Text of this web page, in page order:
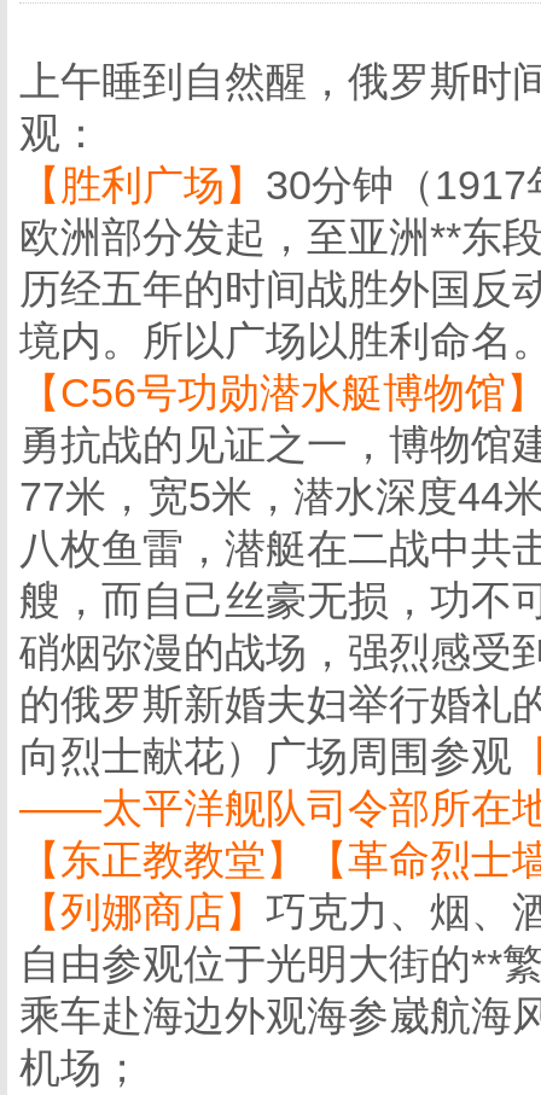
上午睡到自然醒，俄罗斯
观：
【胜利广场】 30分钟（
欧洲部分发起，至亚洲**东
历经五年的时间战胜外国反
境内。所以广场以胜利命名
【C56号功勋潜水艇博物馆
勇抗战的见证之一，博物馆
77米，宽5米，潜水深度44
八枚鱼雷，潜艇在二战中共
艘，而自己丝豪无损，功不
硝烟弥漫的战场，强烈感受
的俄罗斯新婚夫妇举行婚礼
向烈士献花）广场周围参观
——太平洋舰队司令部所在
【东正教教堂】【革命烈士
【列娜商店】 巧克力、烟、
自由参观位于光明大街的**
乘车赴海边外观海参崴航海
机场；